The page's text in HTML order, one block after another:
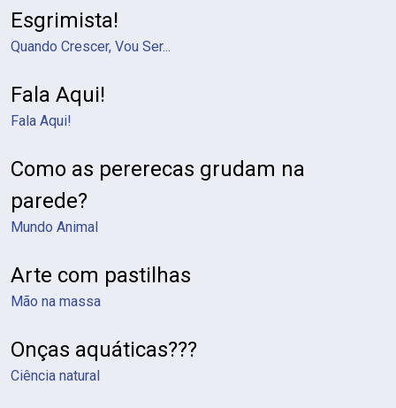
Esgrimista!
Quando Crescer, Vou Ser...
Fala Aqui!
Fala Aqui!
Como as pererecas grudam na
parede?
Mundo Animal
Arte com pastilhas
Mão na massa
Onças aquáticas???
Ciência natural